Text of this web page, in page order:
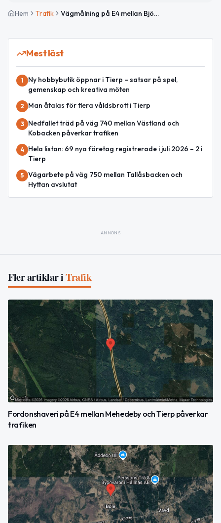
Hem Trafik Vägmålning på E4 mellan Björklinge och Tierp avslutad
Mest läst
1
Ny hobbybutik öppnar i Tierp – satsar på spel,
gemenskap och kreativa möten
2 Man åtalas för flera våldsbrott i Tierp
3
Nedfallet träd på väg 740 mellan Västland och
Kobacken påverkar trafiken
4
Hela listan: 69 nya företag registrerade i juli 2026 – 2 i
Tierp
5 Vägarbete på väg 750 mellan Tallåsbacken och
Hyttan avslutat
ANNONS
Fler artiklar iTrafik
Fordonshaveri på E4 mellan Mehedeby och Tierp påverkar
trafiken